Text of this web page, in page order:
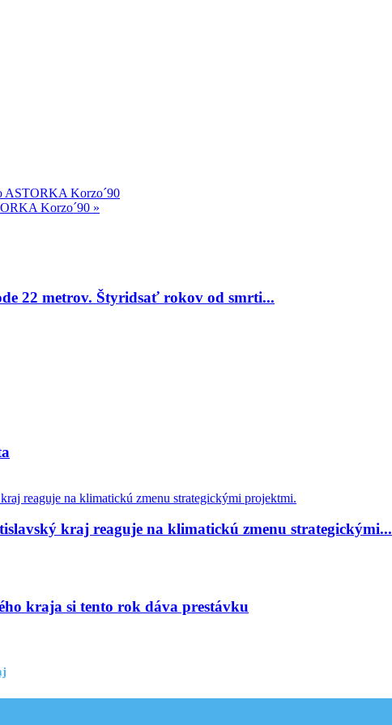
Korzo´90
Korzo´90 »
22 metrov. Štyridsať rokov od smrti...
kraj reaguje na klimatickú zmenu strategickými...
kraja si tento rok dáva prestávku